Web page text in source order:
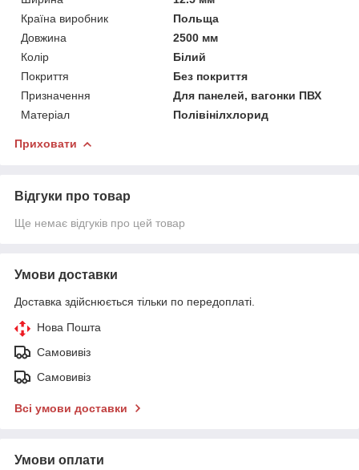
Країна виробник
Польща
Довжина
2500 мм
Колір
Білий
Покриття
Без покриття
Призначення
Для панелей, вагонки ПВХ
Матеріал
Полівінілхлорид
Приховати
Відгуки про товар
Ще немає відгуків про цей товар
Умови доставки
Доставка здійснюється тільки по передоплаті.
Нова Пошта
Самовивіз
Самовивіз
Всі умови доставки
Умови оплати